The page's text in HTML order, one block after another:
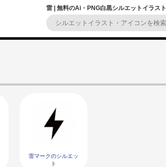
雷 | 無料のAi・PNG白黒シルエットイラスト
雷マークのシルエッ
ト